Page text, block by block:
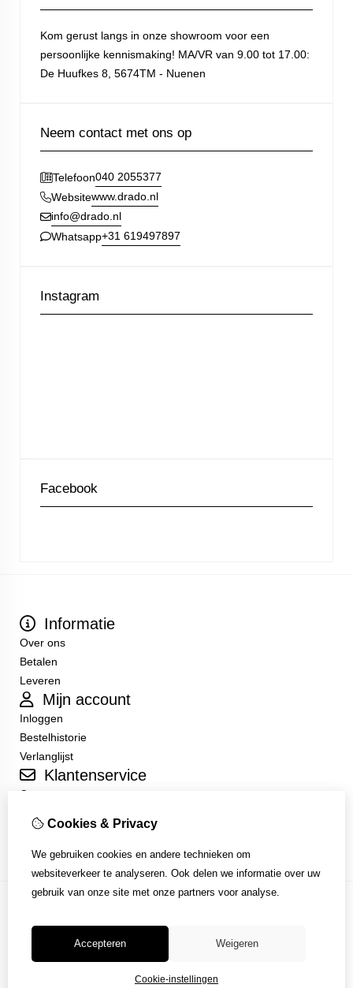
Kom gerust langs in onze showroom voor een
persoonlijke kennismaking! MA/VR van 9.00 tot 17.00:
De Huufkes 8, 5674TM - Nuenen
Neem contact met ons op
Telefoon040 2055377
Websitewww.drado.nl
info@drado.nl
Whatsapp+31 619497897
Instagram
Facebook
Informatie
Over ons
Betalen
Leveren
Mijn account
Inloggen
Bestelhistorie
Verlanglijst
Klantenservice
Contact
Algemene Voorwaarden
Cookies & Privacy
We gebruiken cookies en andere technieken om
websiteverkeer te analyseren. Ook delen we informatie over uw
gebruik van onze site met onze partners voor analyse.
Accepteren Weigeren
Cookie-instellingen